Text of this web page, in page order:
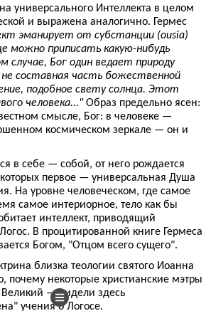
универсального Интеллекта в целом
и выражена аналогично. Гермес
эманирует от субстанции (ousia)
можно приписать какую-нибудь
случае, Бог один ведает природу
составная часть божественной
подобное свету солнца. Этот
человека..."Образ предельно ясен:
смысле, Бог: в человеке —
космическом зеркале — он и
в себе — собой, от него рождается
первое — универсальная Душа
На уровне человеческом, где самое
самое интериорное, тело как бы
интеллект, приводящий
В процитированной книге Гермеса
Богом, "Отцом всего сущего".
близка теологии святого Иоанна
почему некоторые христианские мэтры
— видели здесь
учения о Логосе.